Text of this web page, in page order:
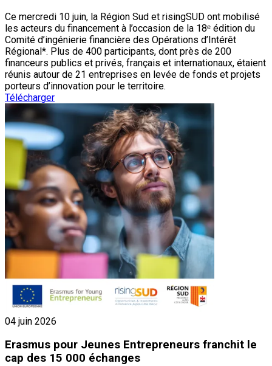
Ce mercredi 10 juin, la Région Sud et risingSUD ont mobilisé
les acteurs du financement à l’occasion de la 18ᵉ édition du
Comité d’ingénierie financière des Opérations d’Intérêt
Régional*. Plus de 400 participants, dont près de 200
financeurs publics et privés, français et internationaux, étaient
réunis autour de 21 entreprises en levée de fonds et projets
porteurs d’innovation pour le territoire.
Télécharger
04 juin 2026
Erasmus pour Jeunes Entrepreneurs franchit le
cap des 15 000 échanges